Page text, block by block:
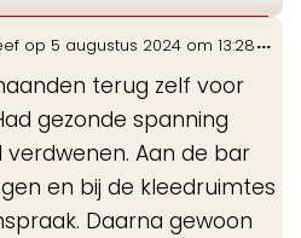
op 5 augustus 2024 om 13:28
terug zelf voor
gezonde spanning
Aan de bar
en bij de kleedruimtes
Daarna gewoon
...